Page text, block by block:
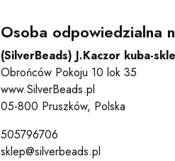
Osoba odpowiedzialna
(SilverBeads) J.Kaczor kuba-
Obrońców Pokoju 10 lok 35
www.SilverBeads.pl
05-800 Pruszków, Polska
505796706
sklep@silverbeads.pl